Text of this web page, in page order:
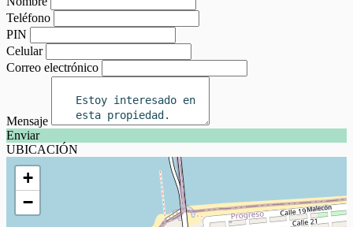
Teléfono
PIN
Celular
Correo electrónico
Mensaje
Enviar
UBICACIÓN
+
−